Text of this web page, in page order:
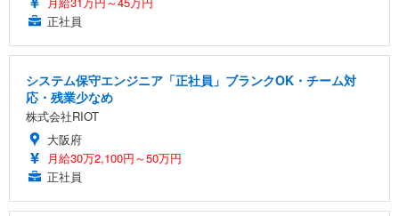
正社員
システム保守エンジニア「正社員」ブランクOK・チーム対
応・残業少なめ
株式会社RIOT
大阪府
月給30万2,100円～50万円
正社員